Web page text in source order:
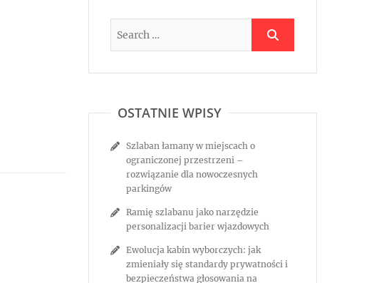
OSTATNIE WPISY
Szlaban łamany w miejscach o
ograniczonej przestrzeni –
rozwiązanie dla nowoczesnych
parkingów
Ramię szlabanu jako narzędzie
personalizacji barier wjazdowych
Ewolucja kabin wyborczych: jak
zmieniały się standardy prywatności i
bezpieczeństwa głosowania na